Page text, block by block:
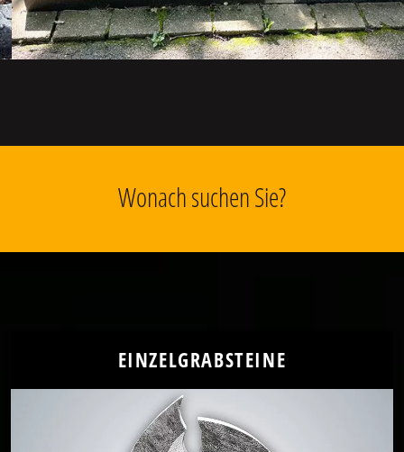
Wonach suchen Sie?
EINZELGRABSTEINE